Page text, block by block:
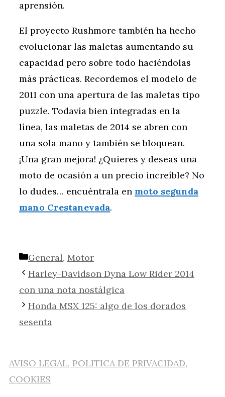
aprensión.
El proyecto Rushmore también ha hecho
evolucionar las maletas aumentando su
capacidad pero sobre todo haciéndolas
más prácticas. Recordemos el modelo de
2011 con una apertura de las maletas tipo
puzzle. Todavía bien integradas en la
línea, las maletas de 2014 se abren con
una sola mano y también se bloquean.
¡Una gran mejora! ¿Quieres y deseas una
moto de ocasión a un precio increíble? No
lo dudes… encuéntrala en moto segunda
mano Crestanevada.
Categorías
General, Motor
Harley-Davidson Dyna Low Rider 2014
con una nota nostálgica
Honda MSX 125: algo de los dorados
sesenta
AVISO LEGAL, POLITICA DE PRIVACIDAD,
COOKIES